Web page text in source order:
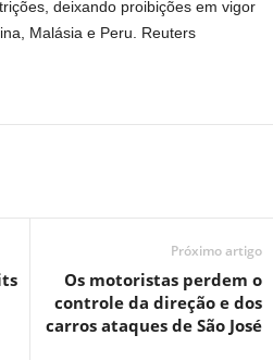
deixando proibições em vigor
Malásia e Peru. Reuters
Próximo artigo
Os motoristas perdem o
controle da direção e dos
carros ataques de São José